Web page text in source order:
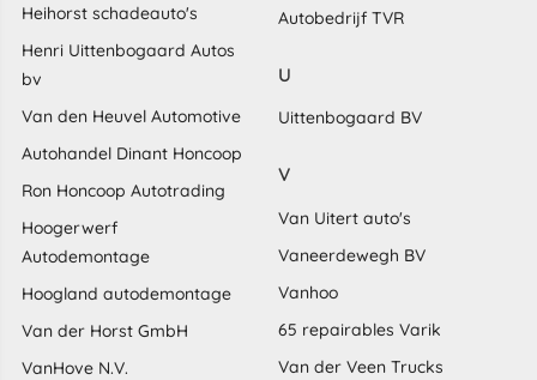
Heihorst schadeauto's
Henri Uittenbogaard Autos
bv
Van den Heuvel Automotive
Autohandel Dinant Honcoop
Ron Honcoop Autotrading
Hoogerwerf
Autodemontage
Hoogland autodemontage
Van der Horst GmbH
VanHove N.V.
Autobedrijf TVR
U
Uittenbogaard BV
V
Van Uitert auto's
Vaneerdewegh BV
Vanhoo
65 repairables Varik
Van der Veen Trucks